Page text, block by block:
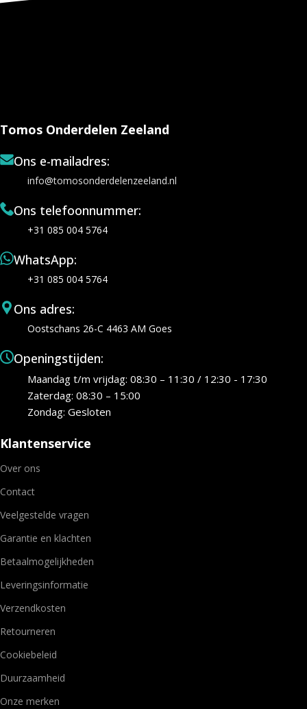
Tomos Onderdelen Zeeland
Ons e-mailadres:
info@tomosonderdelenzeeland.nl
Ons telefoonnummer:
+31 085 004 5764
WhatsApp:
+31 085 004 5764
Ons adres:
Oostschans 26-C 4463 AM Goes
Openingstijden:
Maandag t/m vrijdag: 08:30 – 11:30 / 12:30 - 17:30
Zaterdag: 08:30 – 15:00
Zondag: Gesloten
Klantenservice
Over ons
Contact
Veelgestelde vragen
Garantie en klachten
Betaalmogelijkheden
Leveringsinformatie
Verzendkosten
Retourneren
Cookiebeleid
Duurzaamheid
Onze merken